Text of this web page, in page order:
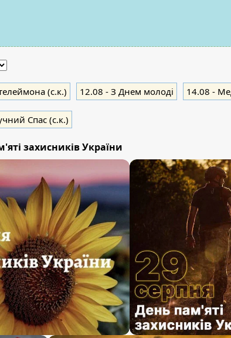
(с.к.) 12.08 - З Днем молоді 14.08 -
Cпас (с.к.)
захисників України